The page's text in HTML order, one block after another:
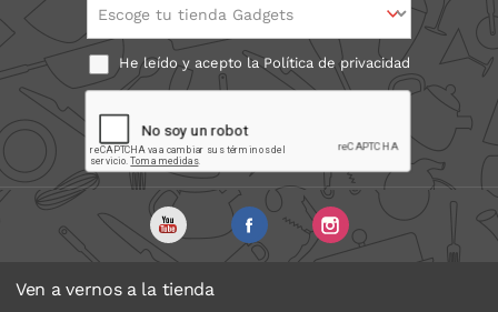
Escoge tu tienda Gadgets
He leído y acepto laPolítica de privacidad
Ven a vernos a la tienda